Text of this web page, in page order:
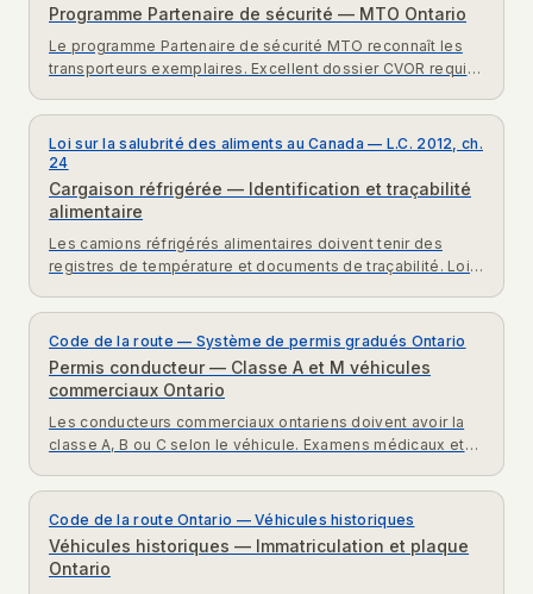
Programme Partenaire de sécurité — MTO Ontario
Le programme Partenaire de sécurité MTO reconnaît les
transporteurs exemplaires. Excellent dossier CVOR requis,
volontaire MTO.
Loi sur la salubrité des aliments au Canada — L.C. 2012, ch.
24
Cargaison réfrigérée — Identification et traçabilité
alimentaire
Les camions réfrigérés alimentaires doivent tenir des
registres de température et documents de traçabilité. Loi
Code de la route — Système de permis gradués Ontario
Permis conducteur — Classe A et M véhicules
commerciaux Ontario
Les conducteurs commerciaux ontariens doivent avoir la
classe A, B ou C selon le véhicule. Examens médicaux et
Code de la route Ontario — Véhicules historiques
Véhicules historiques — Immatriculation et plaque
Ontario